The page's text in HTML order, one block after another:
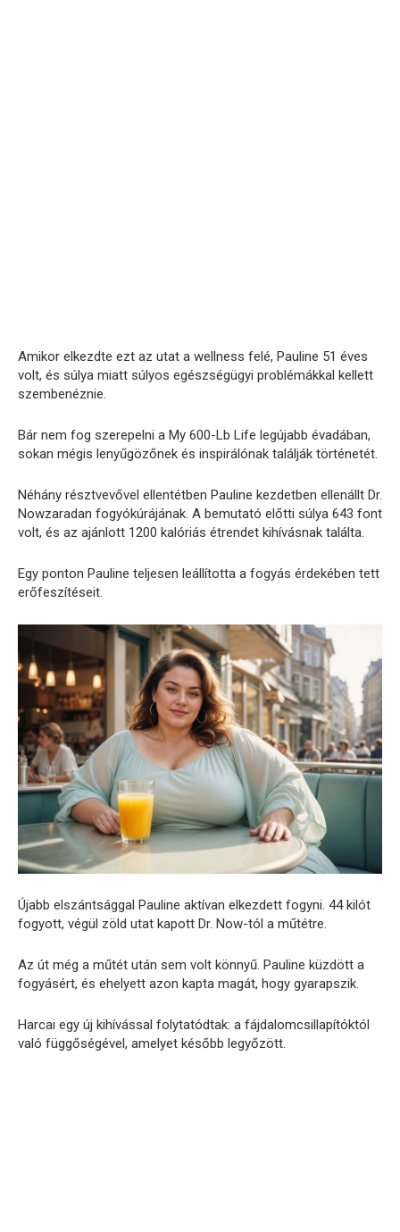
Amikor elkezdte ezt az utat a wellness felé, Pauline 51 éves
volt, és súlya miatt súlyos egészségügyi problémákkal kellett
szembenéznie.
Bár nem fog szerepelni a My 600-Lb Life legújabb évadában,
sokan mégis lenyűgözőnek és inspirálónak találják történetét.
Néhány résztvevővel ellentétben Pauline kezdetben ellenállt Dr.
Nowzaradan fogyókúrájának. A bemutató előtti súlya 643 font
volt, és az ajánlott 1200 kalóriás étrendet kihívásnak találta.
Egy ponton Pauline teljesen leállította a fogyás érdekében tett
erőfeszítéseit.
Újabb elszántsággal Pauline aktívan elkezdett fogyni. 44 kilót
fogyott, végül zöld utat kapott Dr. Now-tól a műtétre.
Az út még a műtét után sem volt könnyű. Pauline küzdött a
fogyásért, és ehelyett azon kapta magát, hogy gyarapszik.
Harcai egy új kihívással folytatódtak: a fájdalomcsillapítóktól
való függőségével, amelyet később legyőzött.